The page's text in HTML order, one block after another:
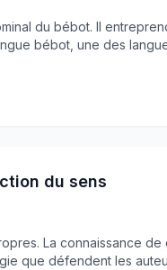
du bébot. Il
bébot, une des
du sens
La connaissance
que défendent les